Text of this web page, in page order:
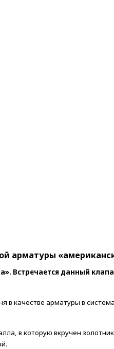
арматуры
Встречается данный
в качестве арматуры в
в которую вкручен